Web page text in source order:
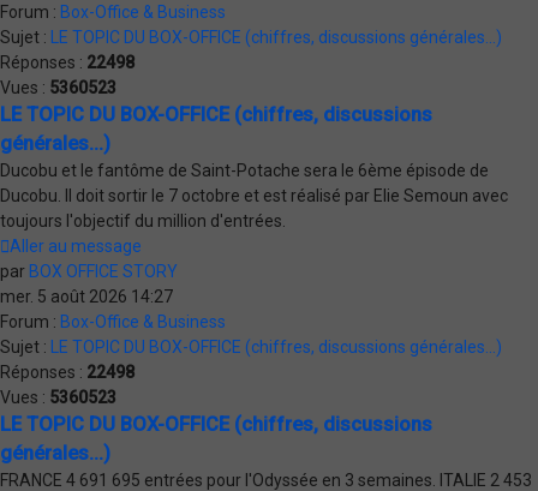
Forum : Box-Office & Business
Sujet :
LE TOPIC DU BOX-OFFICE (chiffres, discussions générales...)
Réponses : 22498
Vues : 5360523
LE TOPIC DU BOX-OFFICE (chiffres, discussions
générales...)
Ducobu et le fantôme de Saint-Potache sera le 6ème épisode de
Ducobu. Il doit sortir le 7 octobre et est réalisé par Elie Semoun avec
toujours l'objectif du million d'entrées.
Aller au message
par BOX OFFICE STORY
mer. 5 août 2026 14:27
Forum : Box-Office & Business
Sujet :
LE TOPIC DU BOX-OFFICE (chiffres, discussions générales...)
Réponses : 22498
Vues : 5360523
LE TOPIC DU BOX-OFFICE (chiffres, discussions
générales...)
FRANCE 4 691 695 entrées pour l'Odyssée en 3 semaines. ITALIE 2 453